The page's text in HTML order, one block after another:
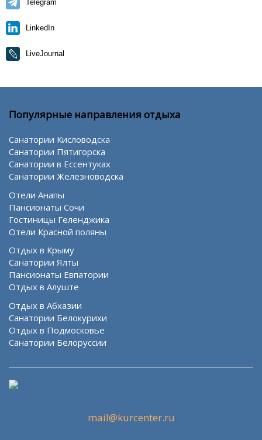
Telegram
LinkedIn
LiveJournal
Популярные направления отдыха
Санатории Кисловодска
Санатории Пятигорска
Санатории в Ессентуках
Санатории Железноводска
Отели Анапы
Пансионаты Сочи
Гостиницы Геленджика
Отели Красной поляны
Отдых в Крыму
Санатории Ялты
Пансионаты Евпатории
Отдых в Алуште
Отдых в Абхазии
Санатории Белокурихи
Отдых в Подмосковье
Санатории Белоруссии
mail@kurcenter.ru